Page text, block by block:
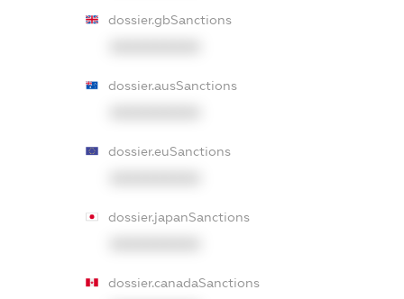
dossier.gbSanctions
dossier.ausSanctions
dossier.euSanctions
dossier.japanSanctions
dossier.canadaSanctions